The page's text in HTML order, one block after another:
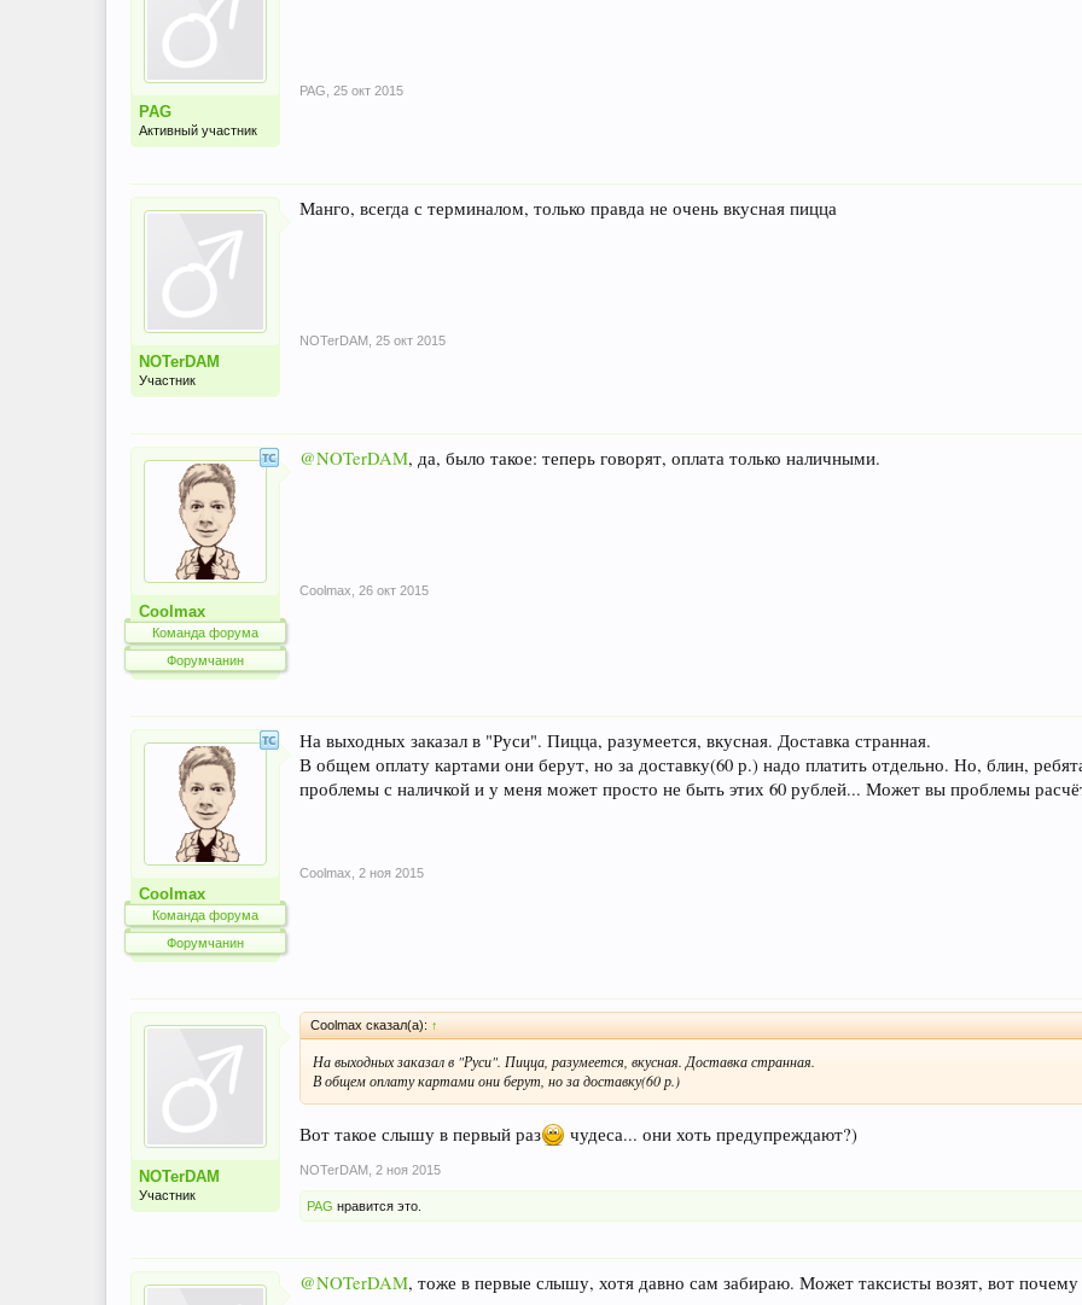
PAG
Активный участник
PAG 25 окт 2015
NOTerDAM
Участник
Манго, всегда с терминалом, только правда не очень вкусная пицца
NOTerDAM 25 окт 2015
Coolmax
Команда форума
Форумчанин
@NOTerDAM, да, было такое: теперь говорят, оплата только наличными.
Coolmax 26 окт 2015
Coolmax
Команда форума
Форумчанин
На выходных заказал в "Руси". Пицца, разумеется, вкусная. Доставка странная.
В общем оплату картами они берут, но за доставку(60 р.) надо платить отдельно. Но, блин,
проблемы с наличкой и у меня может просто не быть этих 60 рублей... Может вы проблемы
Coolmax 2 ноя 2015
NOTerDAM
Участник
Coolmax сказал(а): ↑
На выходных заказал в "Руси". Пицца, разумеется, вкусная. Доставка странная.
В общем оплату картами они берут, но за доставку(60 р.)
Вот такое слышу в первый раз чудеса... они хоть предупреждают?)
NOTerDAM 2 ноя 2015
PAG нравится это.
@NOTerDAM, тоже в первые слышу, хотя давно сам забираю. Может таксисты возят, вот почему